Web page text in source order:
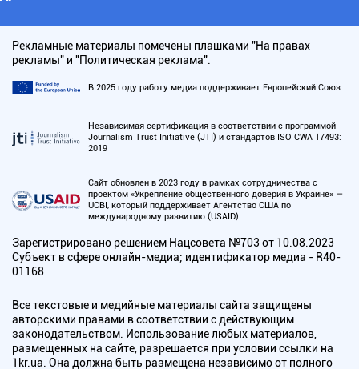
Рекламные материалы помечены плашками "На правах
рекламы" и "Политическая реклама".
В 2025 году работу медиа поддерживает Европейский Союз
Независимая сертификация в соответствии с программой
Journalism Trust Initiative (JTI) и стандартов ISO CWA 17493:
2019
Сайт обновлен в 2023 году в рамках сотрудничества с
проектом «Укрепление общественного доверия в Украине» —
UCBI, который поддерживает Агентство США по
международному развитию (USAID)
Зарегистрировано решением Нацсовета №703 от 10.08.2023
Субъект в сфере онлайн-медиа; идентификатор медиа - R40-
01168
Все текстовые и медийные материалы сайта защищены
авторскими правами в соответствии с действующим
законодательством. Использование любых материалов,
размещенных на сайте, разрешается при условии ссылки на
1kr.ua. Она должна быть размещена независимо от полного